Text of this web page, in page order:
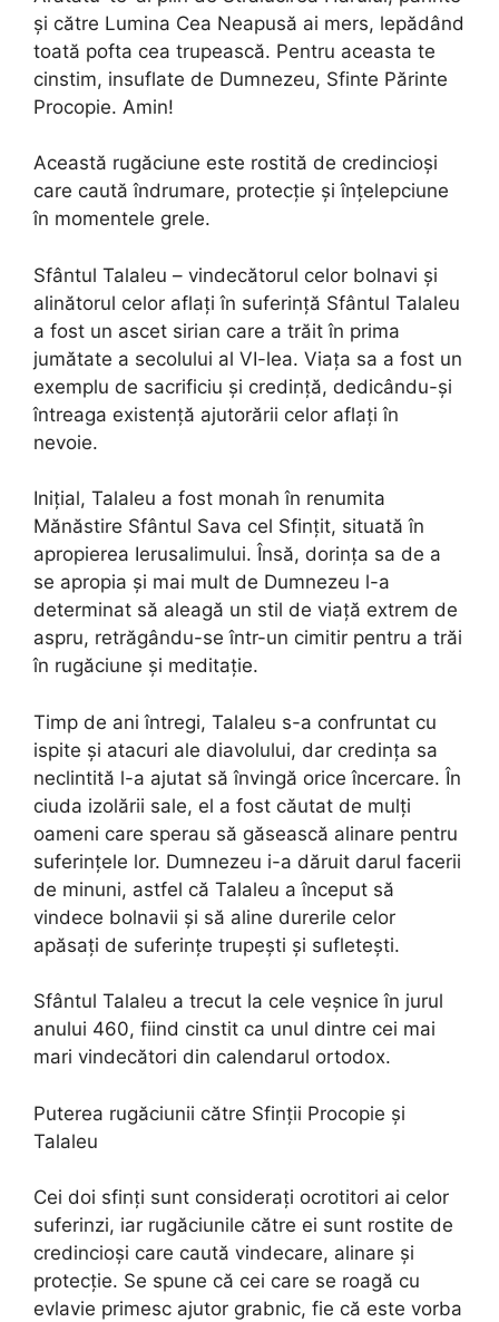
şi către Lumina Cea Neapusă ai mers, lepădând
toată pofta cea trupească. Pentru aceasta te
cinstim, insuflate de Dumnezeu, Sfinte Părinte
Procopie. Amin!
Această rugăciune este rostită de credincioși
care caută îndrumare, protecție și înțelepciune
în momentele grele.
Sfântul Talaleu – vindecătorul celor bolnavi și
alinătorul celor aflați în suferință Sfântul Talaleu
a fost un ascet sirian care a trăit în prima
jumătate a secolului al VI-lea. Viața sa a fost un
exemplu de sacrificiu și credință, dedicându-și
întreaga existență ajutorării celor aflați în
nevoie.
Inițial, Talaleu a fost monah în renumita
Mănăstire Sfântul Sava cel Sfințit, situată în
apropierea Ierusalimului. Însă, dorința sa de a
se apropia și mai mult de Dumnezeu l-a
determinat să aleagă un stil de viață extrem de
aspru, retrăgându-se într-un cimitir pentru a trăi
în rugăciune și meditație.
Timp de ani întregi, Talaleu s-a confruntat cu
ispite și atacuri ale diavolului, dar credința sa
neclintită l-a ajutat să învingă orice încercare. În
ciuda izolării sale, el a fost căutat de mulți
oameni care sperau să găsească alinare pentru
suferințele lor. Dumnezeu i-a dăruit darul facerii
de minuni, astfel că Talaleu a început să
vindece bolnavii și să aline durerile celor
apăsați de suferințe trupești și sufletești.
Sfântul Talaleu a trecut la cele veșnice în jurul
anului 460, fiind cinstit ca unul dintre cei mai
mari vindecători din calendarul ortodox.
Puterea rugăciunii către Sfinții Procopie și
Talaleu
Cei doi sfinți sunt considerați ocrotitori ai celor
suferinzi, iar rugăciunile către ei sunt rostite de
credincioși care caută vindecare, alinare și
protecție. Se spune că cei care se roagă cu
evlavie primesc ajutor grabnic, fie că este vorba